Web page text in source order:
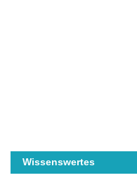
Wissenswertes